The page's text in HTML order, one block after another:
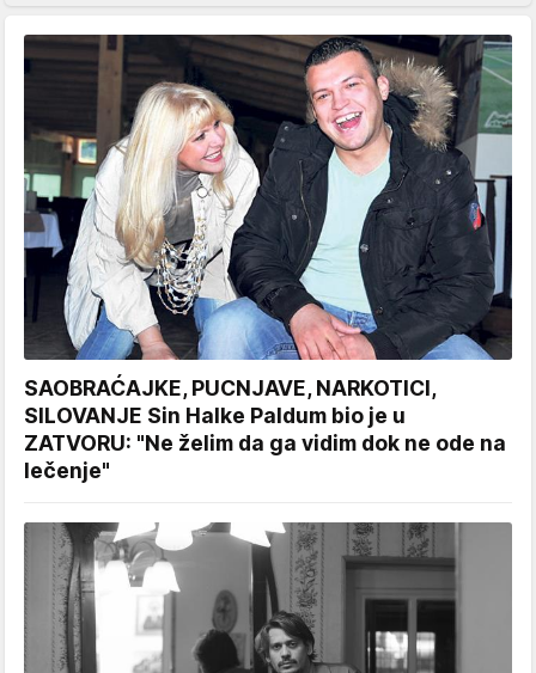
SAOBRAĆAJKE, PUCNJAVE, NARKOTICI,
SILOVANJE Sin Halke Paldum bio je u
ZATVORU: "Ne želim da ga vidim dok ne ode na
lečenje"